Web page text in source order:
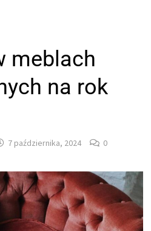
meblach
na rok
7 października, 2024 0